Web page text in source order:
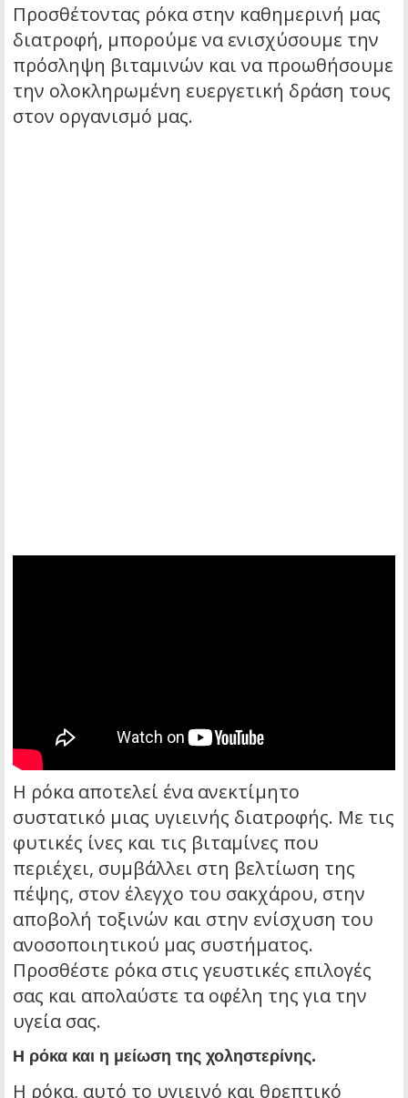
Προσθέτοντας ρόκα στην καθημερινή μας
διατροφή, μπορούμε να ενισχύσουμε την
πρόσληψη βιταμινών και να προωθήσουμε
την ολοκληρωμένη ευεργετική δράση τους
στον οργανισμό μας.
Η ρόκα αποτελεί ένα ανεκτίμητο
συστατικό μιας υγιεινής διατροφής. Με τις
φυτικές ίνες και τις βιταμίνες που
περιέχει, συμβάλλει στη βελτίωση της
πέψης, στον έλεγχο του σακχάρου, στην
αποβολή τοξινών και στην ενίσχυση του
ανοσοποιητικού μας συστήματος.
Προσθέστε ρόκα στις γευστικές επιλογές
σας και απολαύστε τα οφέλη της για την
υγεία σας.
Η ρόκα και η μείωση της χοληστερίνης.
Η ρόκα, αυτό το υγιεινό και θρεπτικό